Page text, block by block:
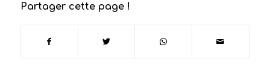
Partager cette page !